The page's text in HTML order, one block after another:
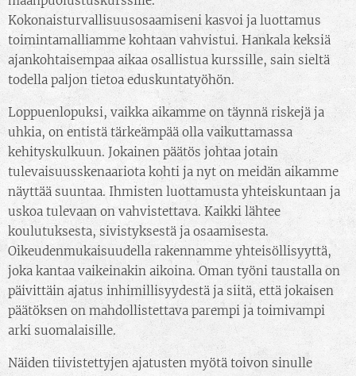
Kokonaisturvallisuusosaamiseni kasvoi ja luottamus
toimintamalliamme kohtaan vahvistui. Hankala keksiä
ajankohtaisempaa aikaa osallistua kurssille, sain sieltä
todella paljon tietoa eduskuntatyöhön.
Loppuenlopuksi, vaikka aikamme on täynnä riskejä ja
uhkia, on entistä tärkeämpää olla vaikuttamassa
kehityskulkuun. Jokainen päätös johtaa jotain
tulevaisuusskenaariota kohti ja nyt on meidän aikamme
näyttää suuntaa. Ihmisten luottamusta yhteiskuntaan ja
uskoa tulevaan on vahvistettava. Kaikki lähtee
koulutuksesta, sivistyksestä ja osaamisesta.
Oikeudenmukaisuudella rakennamme yhteisöllisyyttä,
joka kantaa vaikeinakin aikoina. Oman työni taustalla on
päivittäin ajatus inhimillisyydestä ja siitä, että jokaisen
päätöksen on mahdollistettava parempi ja toimivampi
arki suomalaisille.
Näiden tiivistettyjen ajatusten myötä toivon sinulle